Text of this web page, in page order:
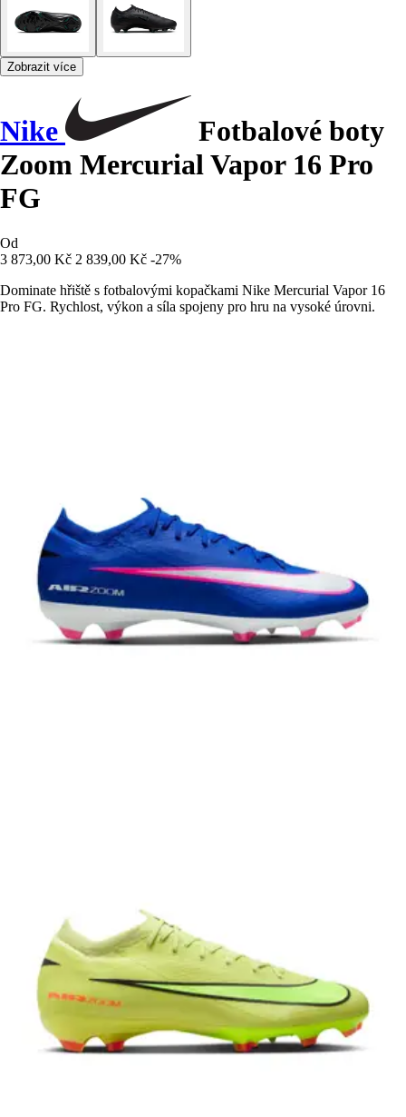
Zobrazit více
Nike
Fotbalové boty
Zoom Mercurial Vapor 16 Pro
FG
Od
3 873,00 Kč 2 839,00 Kč -27%
Dominate hřiště s fotbalovými kopačkami Nike Mercurial Vapor 16
Pro FG. Rychlost, výkon a síla spojeny pro hru na vysoké úrovni.